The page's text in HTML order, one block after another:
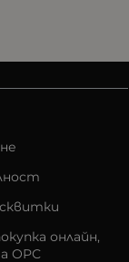
онлайн,
ОРС